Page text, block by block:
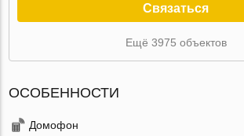
Связаться
Ещё 3975 объектов
ОСОБЕННОСТИ
Домофон